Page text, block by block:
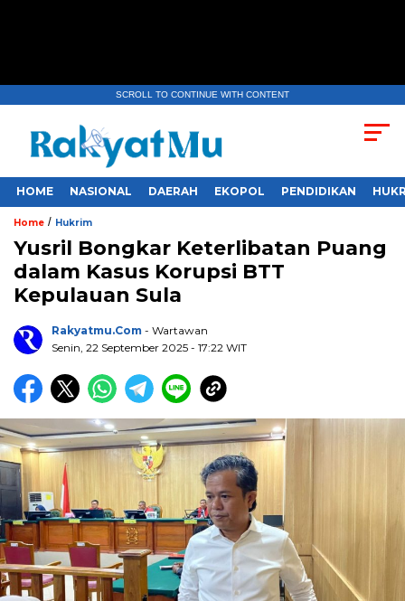
SCROLL TO CONTINUE WITH CONTENT
HOME NASIONAL DAERAH EKOPOL PENDIDIKAN
Home / Hukrim
Yusril Bongkar Keterlibatan Puang
dalam Kasus Korupsi BTT
Kepulauan Sula
Rakyatmu.com - Wartawan
Senin, 22 September 2025 - 17:22 WIT